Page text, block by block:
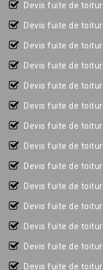
Devis fuite de
Devis fuite de
Devis fuite de
Devis fuite de
Devis fuite de
Devis fuite de
Devis fuite de
Devis fuite de
Devis fuite de
Devis fuite de
Devis fuite de
Devis fuite de
Devis fuite de
Devis fuite de